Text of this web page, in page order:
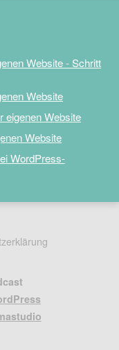
Website - Schritt
Website
eigenen Website
Website
WordPress-